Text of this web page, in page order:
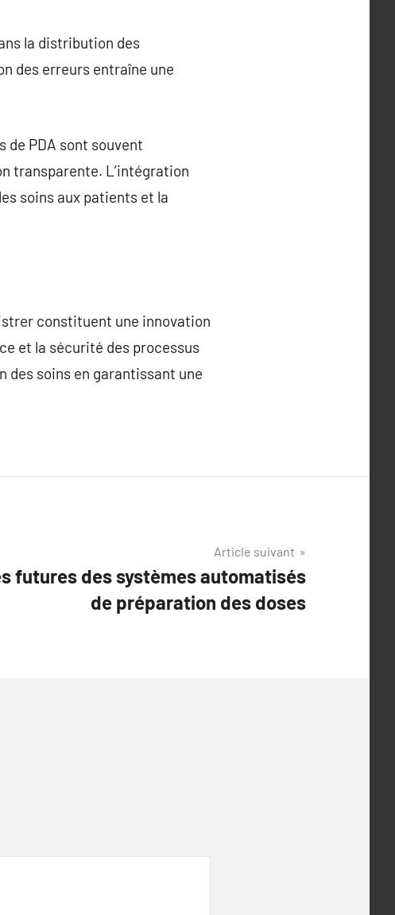
la distribution des
des erreurs entraîne une
de PDA sont souvent
transparente. L’intégration
soins aux patients et la
constituent une innovation
et la sécurité des processus
soins en garantissant une
Article suivant
futures des systèmes automatisés
de préparation des doses